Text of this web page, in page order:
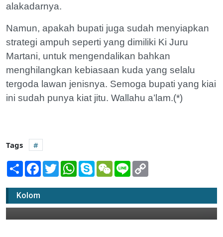
alakadarnya.
Namun, apakah bupati juga sudah menyiapkan
strategi ampuh seperti yang dimiliki Ki Juru
Martani, untuk mengendalikan bahkan
menghilangkan kebiasaan kuda yang selalu
tergoda lawan jenisnya. Semoga bupati yang kiai
ini sudah punya kiat jitu. Wallahu a’lam.(*)
Tags
Share Facebook
TwitterWhatsApp
SkypeWeChatLine
Kolom
Nita Selalu Update Kabar
20 Februari 2018 08:00